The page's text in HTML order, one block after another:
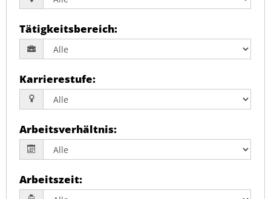
Tätigkeitsbereich:
Karrierestufe:
Arbeitsverhältnis:
Arbeitszeit: